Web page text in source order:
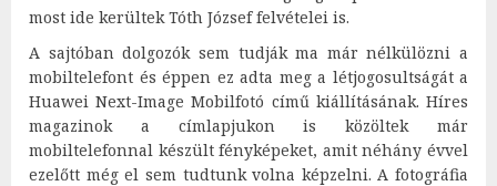
most ide kerültek Tóth József felvételei is.
A sajtóban dolgozók sem tudják ma már nélkülözni a
mobiltelefont és éppen ez adta meg a létjogosultságát a
Huawei Next-Image Mobilfotó című kiállításának. Híres
magazinok a címlapjukon is közöltek már
mobiltelefonnal készült fényképeket, amit néhány évvel
ezelőtt még el sem tudtunk volna képzelni. A fotográfia